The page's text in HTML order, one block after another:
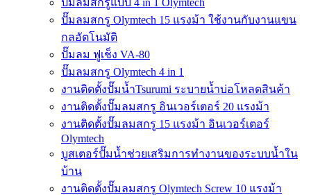
ปั๊มลมสกรูแบบ 4 in 1 Olymtech
ปั๊มลมสกรู Olymtech 15 แรงม้า ใช้งานกับงานแขน
กลอัตโนมัติ
ปั๊มลม ฟูเช็ง VA-80
ปั๊มลมสกรู Olymtech 4 in 1
งานติดตั้งปั๊มน้ำTsurumi ระบายน้ำบ่อโหลดสินค้า
งานติดตั้งปั๊มลมสกรู อินเวอร์เตอร์ 20 แรงม้า
งานติดตั้งปั๊มลมสกรู 15 แรงม้า อินเวอร์เตอร์
Olymtech
บูสเตอร์ปั๊มน้ำช่วยเสริมการทำงานของระบบน้ำใน
บ้าน
งานติดตั้งปั๊มลมสกรู Olymtech Screw 10 แรงม้า